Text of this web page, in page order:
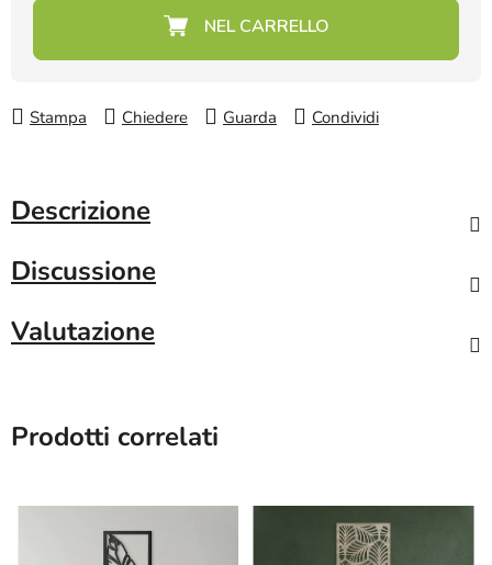
Prezzo della misura:
Stampa Chiedere Guarda Condividi
Descrizione
Discussione
Valutazione
Prodotti correlati